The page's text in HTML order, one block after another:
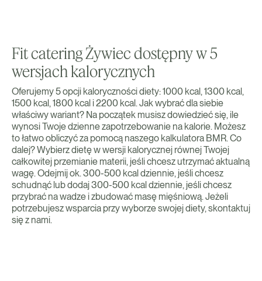
Fit catering Żywiec dostępny w 5
wersjach kalorycznych
Oferujemy 5 opcji kaloryczności diety: 1000 kcal, 1300 kcal,
1500 kcal, 1800 kcal i 2200 kcal. Jak wybrać dla siebie
właściwy wariant? Na początek musisz dowiedzieć się, ile
wynosi Twoje dzienne zapotrzebowanie na kalorie. Możesz
to łatwo obliczyć za pomocą naszego kalkulatora BMR. Co
dalej? Wybierz dietę w wersji kalorycznej równej Twojej
całkowitej przemianie materii, jeśli chcesz utrzymać aktualną
wagę. Odejmij ok. 300-500 kcal dziennie, jeśli chcesz
schudnąć lub dodaj 300-500 kcal dziennie, jeśli chcesz
przybrać na wadze i zbudować masę mięśniową. Jeżeli
potrzebujesz wsparcia przy wyborze swojej diety, skontaktuj
się z nami.